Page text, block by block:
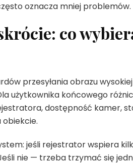
oznacza mniej problemów.
co
przesyłania obrazu
użytkownika końcowego
dostępność kamer,
obiekcie.
jeśli rejestrator wspiera
nie — trzeba trzymać się